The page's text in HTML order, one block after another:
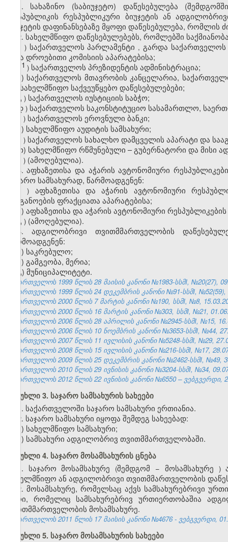
1. სახაზინო (საბიუჯეტო) დაწესებულება
რესპუბლიკის რესპუბლიკური ბიუჯეტის ან
ბიუჯეტის დაფინანსებაზე მყოფი დაწესებულება,
2. სახელმწიფო დაწესებულებებს, რომლებში
) საქართველოს პარლამენტი , გარდა საქართველოს
სხვა დროებითი კომისიის აპარატებისა;
1 ) საქართველოს პრეზიდენტის ადმინისტრაცია;
) საქართველოს მთავრობის კანცელარია,
სახელმწიფო საქვეუწყებო დაწესებულებები;
გ ) საქართველოს იუსტიციის საბჭო;
დ)საქართველოს საკონსტიტუციო სასამართლო,
)საქართველოს ეროვნული ბანკი;
ვ) სახელმწიფო აუდიტის სამსახური;
)საქართველოს სახალხო დამცველის აპარატი და
თ) სახელმწიფო რწმუნებული –გუბერნატორი და მისი
) (ამოღებულია).
3. აფხაზეთისა და აჭარის ავტონომიური
საჯარო სამსახურად, წარმოადგენენ:
) აფხაზეთისა და აჭარის ავტონომიური
ორგანოების ფრაქციათა აპარატებისა;
ბ) აფხაზეთისა და აჭარის ავტონომიური
გ ) (ამოღებულია).
4. ადგილობრივი თვითმმართველობის
წარმოადგენენ:
ა) საკრებულო;
ბ) გამგეობა, მერია;
გ) მუნიციპალიტეტი.
საქართველოს 1999 წლის 28 მაისის კანონი №1983-სსმI, №20(27),
საქართველოს 1999 წლის 24 დეკემბრის კანონი №91-სსმI, №52(59),
საქართველოს 2000 წლის 7 მარტის კანონი №190, სსმI, №8,
საქართველოს 2000 წლის 16 მარტის კანონი №303, სსმI, №21,
საქართველოს 2006 წლის 28 აპრილის კანონი №2945-სსმI, №15,
საქართველოს 2006 წლის 10 ნოემბრის კანონი №3653-სსმI, №44,
საქართველოს 2007 წლის 11 ივლისის კანონი №5248-სსმI, №29,
საქართველოს 2008 წლის 15 ივლისის კანონი №216-სსმI, №17,
საქართველოს 2009 წლის 25 დეკემბრის კანონი №2462-სსმI, №49,
საქართველოს 2010 წლის 29 ივნისის კანონი №3204-სსმI, №34,
საქართველოს 2012 წლის 22 ივნისის კანონი №6550 – ვებგვერდი,
მუხლი 3. საჯარო სამსახურის სახეები
1. საქართველოში საჯარო სამსახური ერთიანია.
2. საჯარო სამსახური იყოფა შემდეგ სახეებად:
ა) სახელმწიფო სამსახური;
ბ) სამსახური ადგილობრივ თვითმმართველობაში.
მუხლი 4. საჯარო მოსამსახურის ცნება
1. საჯარო მოსამსახურე (შემდგომ − მოსამსახურე )
სახელმწიფო ან ადგილობრივი თვითმმართველობის
2. მოსამსახურე, რომელსაც აქვს სამსახურებრივი
პირი, რომელიც სამსახურებრივ ურთიერთობაშია
თვითმმართველობის მოსამსახურე.
საქართველოს 2011 წლის 17 მაისის კანონი №4676 - ვებგვერდი,
მუხლი 5. საჯარო მოსამსახურის სახეები